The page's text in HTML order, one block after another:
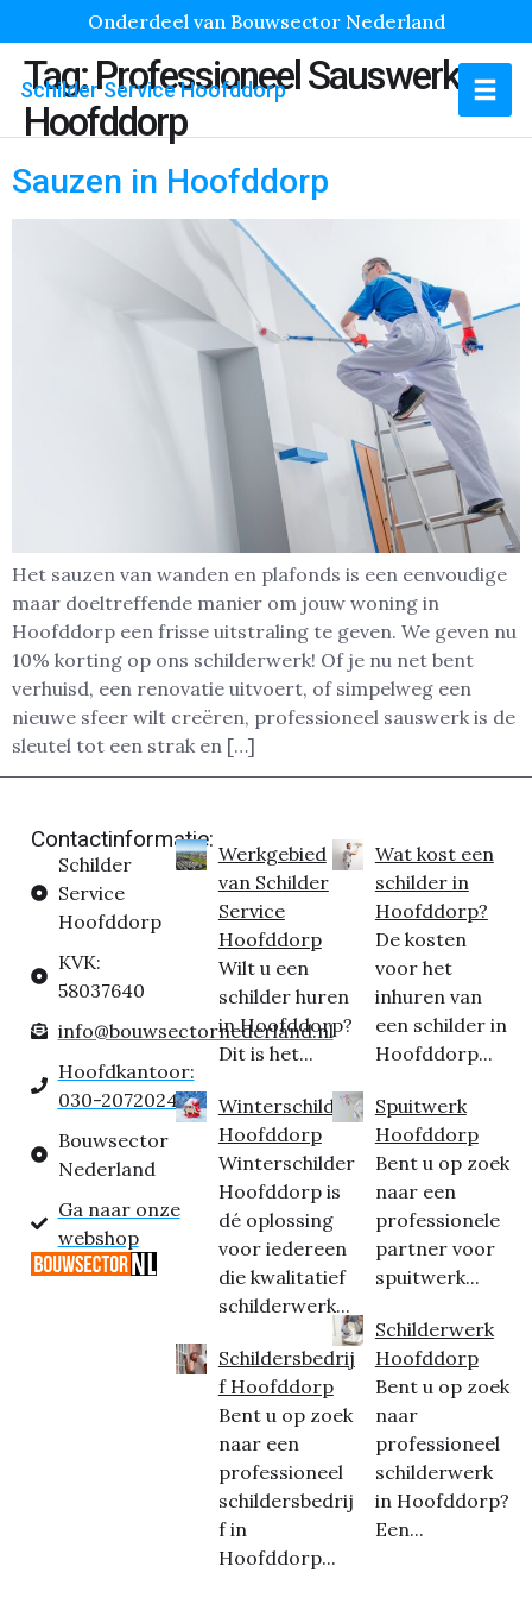
Onderdeel van Bouwsector Nederland
Schilder Service Hoofddorp
Tag:Professioneel Sauswerk
Hoofddorp
Sauzen in Hoofddorp
Het sauzen van wanden en plafonds is een eenvoudige
maar doeltreffende manier om jouw woning in
Hoofddorp een frisse uitstraling te geven. We geven nu
10% korting op ons schilderwerk! Of je nu net bent
verhuisd, een renovatie uitvoert, of simpelweg een
nieuwe sfeer wilt creëren, professioneel sauswerk is de
sleutel tot een strak en […]
Contactinformatie:
Schilder
Service
Hoofddorp
KVK:
58037640
info@bouwsectornederland.nl
Hoofdkantoor:
030-2072024
Bouwsector
Nederland
Ga naar onze
webshop
Werkgebied
van Schilder
Service
Hoofddorp
Wilt u een
schilder huren
in Hoofddorp?
Dit is het...
Winterschilder
Hoofddorp
Winterschilder
Hoofddorp is
dé oplossing
voor iedereen
die kwalitatief
schilderwerk...
Schildersbedrij
f Hoofddorp
Bent u op zoek
naar een
professioneel
schildersbedrij
f in
Hoofddorp...
Wat kost een
schilder in
Hoofddorp?
De kosten
voor het
inhuren van
een schilder in
Hoofddorp...
Spuitwerk
Hoofddorp
Bent u op zoek
naar een
professionele
partner voor
spuitwerk...
Schilderwerk
Hoofddorp
Bent u op zoek
naar
professioneel
schilderwerk
in Hoofddorp?
Een...